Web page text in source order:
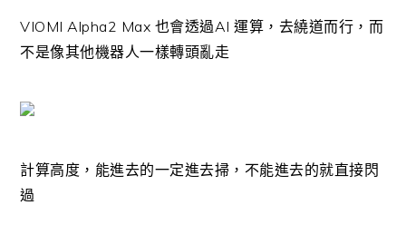
VIOMI Alpha2 Max 也會透過AI 運算，去繞道而行，而
不是像其他機器人一樣轉頭亂走
計算高度，能進去的一定進去掃，不能進去的就直接閃
過